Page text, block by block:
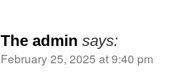
The admin says:
February 25, 2025 at 9:40 pm